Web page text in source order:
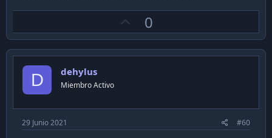
p
v
0
D dehylus
Miembro Activo
29 Junio 2021 #60